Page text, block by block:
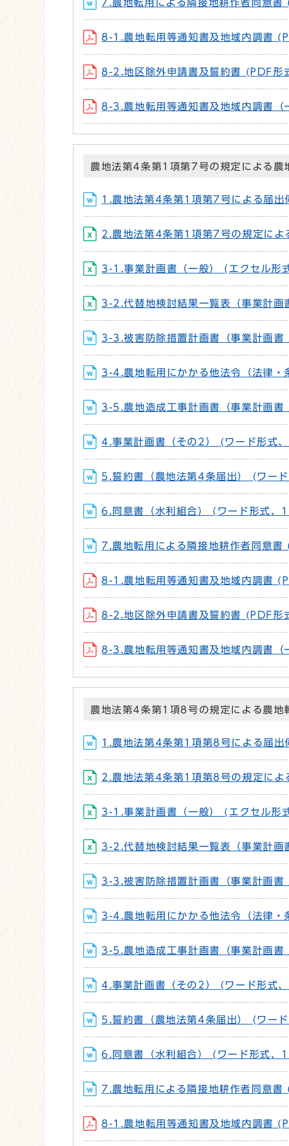
7.農地転用による隣接地耕作者同意
8-1.農地転用等通知書及地域内調書
8-2.地区除外申請書及誓約書 (PDF
8-3.農地転用等通知書及地域内調書
農地法第4条第1項第7号の規定による農
1.農地法第4条第1項第7号による届
2.農地法第4条第1項第7号の規定に
3-1.事業計画書（一般） (エクセル
3-2.代替地検討結果一覧表（事業計
3-3.被害防除措置計画書（事業計画
3-4.農地転用にかかる他法令（法律
3-5.農地造成工事計画書（事業計画
4.事業計画書（その2） (ワード形式
5.誓約書（農地法第4条届出） (ワー
6.同意書（水利組合） (ワード形式
7.農地転用による隣接地耕作者同意
8-1.農地転用等通知書及地域内調書
8-2.地区除外申請書及誓約書 (PDF
8-3.農地転用等通知書及地域内調書
農地法第4条第1項8号の規定による農地
1.農地法第4条第1項第8号による届
2.農地法第4条第1項第8号の規定に
3-1.事業計画書（一般） (エクセル
3-2.代替地検討結果一覧表（事業計
3-3.被害防除措置計画書（事業計画
3-4.農地転用にかかる他法令（法律
3-5.農地造成工事計画書（事業計画
4.事業計画書（その2） (ワード形式
5.誓約書（農地法第4条届出） (ワー
6.同意書（水利組合） (ワード形式
7.農地転用による隣接地耕作者同意
8-1.農地転用等通知書及地域内調書